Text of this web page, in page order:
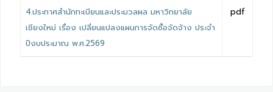
4.ประกาศสำนักทะเบียนและประมวลผล มหาวิทยาลัย
เชียงใหม่ เรื่อง เปลี่ยนแปลงแผนการจัดซื้อจัดจ้าง ประจำ
ปีงบประมาณ พ.ศ.2569
pdf